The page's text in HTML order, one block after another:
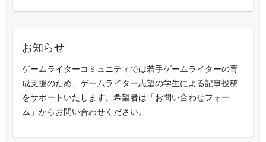
お知らせ
ゲームライターコミュニティでは若手ゲームライターの育
成支援のため、ゲームライター志望の学生による記事投稿
をサポートいたします。希望者は「お問い合わせフォー
ム」からお問い合わせください。